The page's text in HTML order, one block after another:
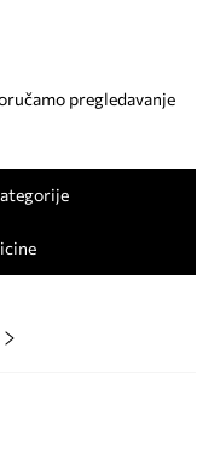
pregledavanje